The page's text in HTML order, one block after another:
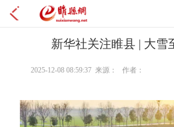
新华社关注睢县 | 大雪
2025-12-08 08:59:37 来源： 作者：